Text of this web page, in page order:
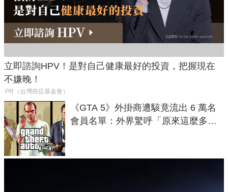
立即諮詢HPV！是對自己健康最好的投資，把握現在
不嫌晚！
PR（台灣癌症基金會）
《GTA 5》外掛商遭駭竟流出 6 萬名
會員名單：外界驚呼「原來這麼多人